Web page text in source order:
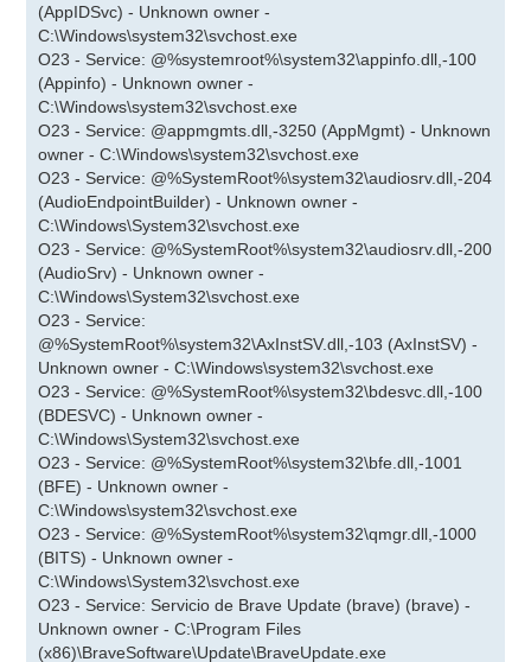
(AppIDSvc) - Unknown owner -
C:\Windows\system32\svchost.exe
O23 - Service: @%systemroot%\system32\appinfo.dll,-100
(Appinfo) - Unknown owner -
C:\Windows\system32\svchost.exe
O23 - Service: @appmgmts.dll,-3250 (AppMgmt) - Unknown
owner - C:\Windows\system32\svchost.exe
O23 - Service: @%SystemRoot%\system32\audiosrv.dll,-204
(AudioEndpointBuilder) - Unknown owner -
C:\Windows\System32\svchost.exe
O23 - Service: @%SystemRoot%\system32\audiosrv.dll,-200
(AudioSrv) - Unknown owner -
C:\Windows\System32\svchost.exe
O23 - Service:
@%SystemRoot%\system32\AxInstSV.dll,-103 (AxInstSV) -
Unknown owner - C:\Windows\system32\svchost.exe
O23 - Service: @%SystemRoot%\system32\bdesvc.dll,-100
(BDESVC) - Unknown owner -
C:\Windows\System32\svchost.exe
O23 - Service: @%SystemRoot%\system32\bfe.dll,-1001
(BFE) - Unknown owner -
C:\Windows\system32\svchost.exe
O23 - Service: @%SystemRoot%\system32\qmgr.dll,-1000
(BITS) - Unknown owner -
C:\Windows\System32\svchost.exe
O23 - Service: Servicio de Brave Update (brave) (brave) -
Unknown owner - C:\Program Files
(x86)\BraveSoftware\Update\BraveUpdate.exe